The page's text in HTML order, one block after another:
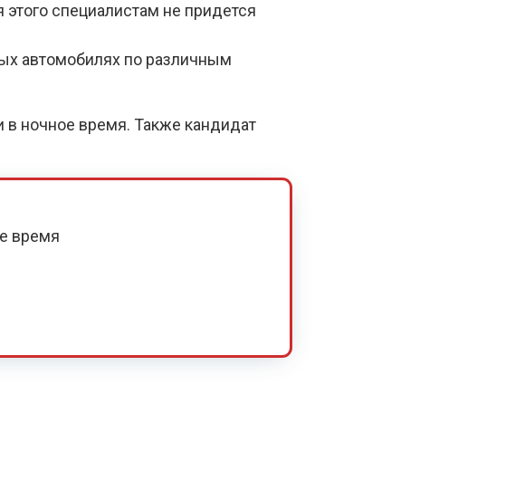
специалистам не придется
автомобилях по различным
в ночное время. Также кандидат
время